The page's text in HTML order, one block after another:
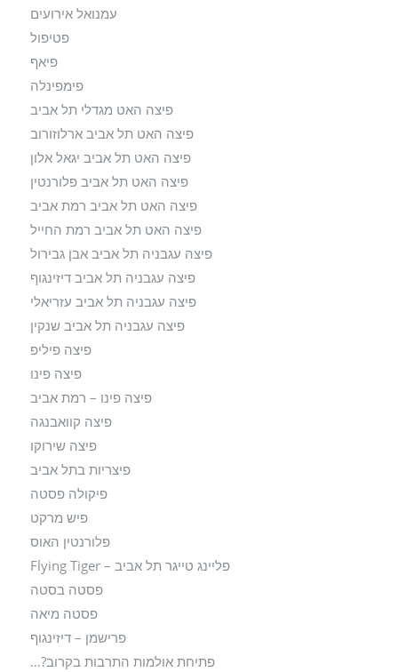
עמנואל אירועים
פטיפול
פיאף
פימפינלה
פיצה האט מגדלי תל אביב
פיצה האט תל אביב ארלוזורוב
פיצה האט תל אביב יגאל אלון
פיצה האט תל אביב פלורנטין
פיצה האט תל אביב רמת אביב
פיצה האט תל אביב רמת החייל
פיצה עגבניה תל אביב אבן גבירול
פיצה עגבניה תל אביב דיזינגוף
פיצה עגבניה תל אביב עזריאלי
פיצה עגבניה תל אביב שנקין
פיצה פיליפ
פיצה פינו
פיצה פינו – רמת אביב
פיצה קוואבנגה
פיצה שירוקו
פיצריות בתל אביב
פיקולה פסטה
פיש מרקט
פלורנטין האוס
פליינג טייגר תל אביב – Flying Tiger
פסטה בסטה
פסטה מיאה
פרישמן – דיזינגוף
פתיחת אולמות התרבות בקרוב?…